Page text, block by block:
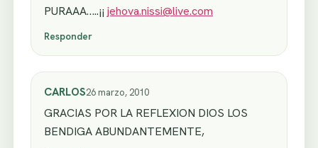
PURAAA…..¡¡ jehova.nissi@live.com
Responder
CARLOS26 marzo, 2010
GRACIAS POR LA REFLEXION DIOS LOS
BENDIGA ABUNDANTEMENTE,